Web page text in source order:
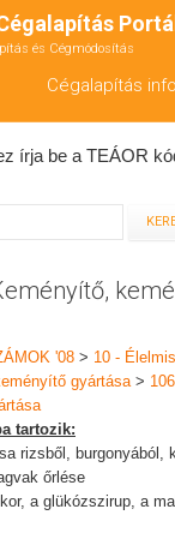
Portál
és Cégmódosítás
Cégalapítás
írja be a TEÁOR
'08 > 10 -
gyártása>
tartozik:
rizsből, burgonyából,
őrlése
a glükózszirup, a